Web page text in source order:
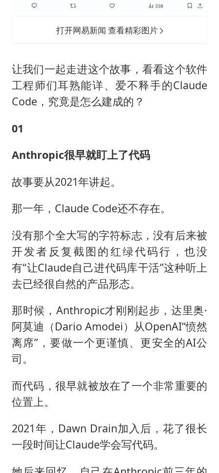
打开网易新闻 查看精彩图片
让我们一起走进这个故事，看看这个软件
工程师们耳熟能详、爱不释手的Claude
Code，究竟是怎么建成的？
01
Anthropic很早就盯上了代码
故事要从2021年讲起。
那一年，Claude Code还不存在。
没有那个全大写的字符标志，没有后来被
开发者反复截图的红绿代码行，也没
有“让Claude自己进代码库干活”这种听上
去已经很自然的产品形态。
那时候，Anthropic才刚刚起步，达里奥·
阿莫迪（Dario Amodei）从OpenAI“愤然
离席”，要做一个更谨慎、更安全的AI公
司。
而代码，很早就被放在了一个非常重要的
位置上。
2021年，Dawn Drain加入后，花了很长
一段时间让Claude学会写代码。